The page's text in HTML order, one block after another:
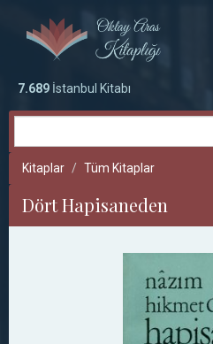
7.689 İstanbul Kitabı
Kitaplar Tüm Kitaplar
Dört Hapisaneden